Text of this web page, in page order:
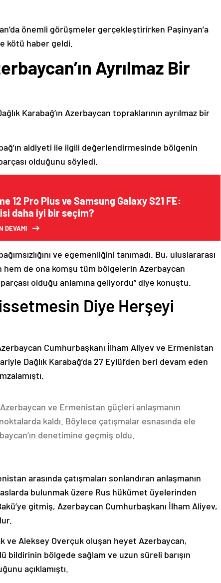
önemli görüşmeler gerçekleştirirken Paşinyan’a
kötü haber geldi.
Ayrılmaz Bir
Karabağ’ın Azerbaycan topraklarının ayrılmaz bir
aidiyeti ile ilgili değerlendirmesinde bölgenin
olduğunu söyledi.
12 Pro Plus ve Samsung Galaxy S21 FE:
daha iyi bir seçim?
DEVAMI
ve egemenliğini tanımadı. Bu, uluslararası
hem de ona komşu tüm bölgelerin Azerbaycan
olduğu anlamına geliyordu” diye konuştu.
Diye Herşeyi
Cumhurbaşkanı İlham Aliyev ve Ermenistan
Dağlık Karabağ’da 27 Eylül’den beri devam eden
ve Ermenistan güçleri anlaşmanın
kaldı. Böylece çatışmalar esnasında ele
denetimine geçmiş oldu.
arasında çatışmaları sonlandıran anlaşmanın
bulunmak üzere Rus hükümet üyelerinden
gitmiş, Azerbaycan Cumhurbaşkanı İlham Aliyev,
ve Aleksey Overçuk oluşan heyet Azerbaycan,
bildirinin bölgede sağlam ve uzun süreli barışın
açıklamıştı.